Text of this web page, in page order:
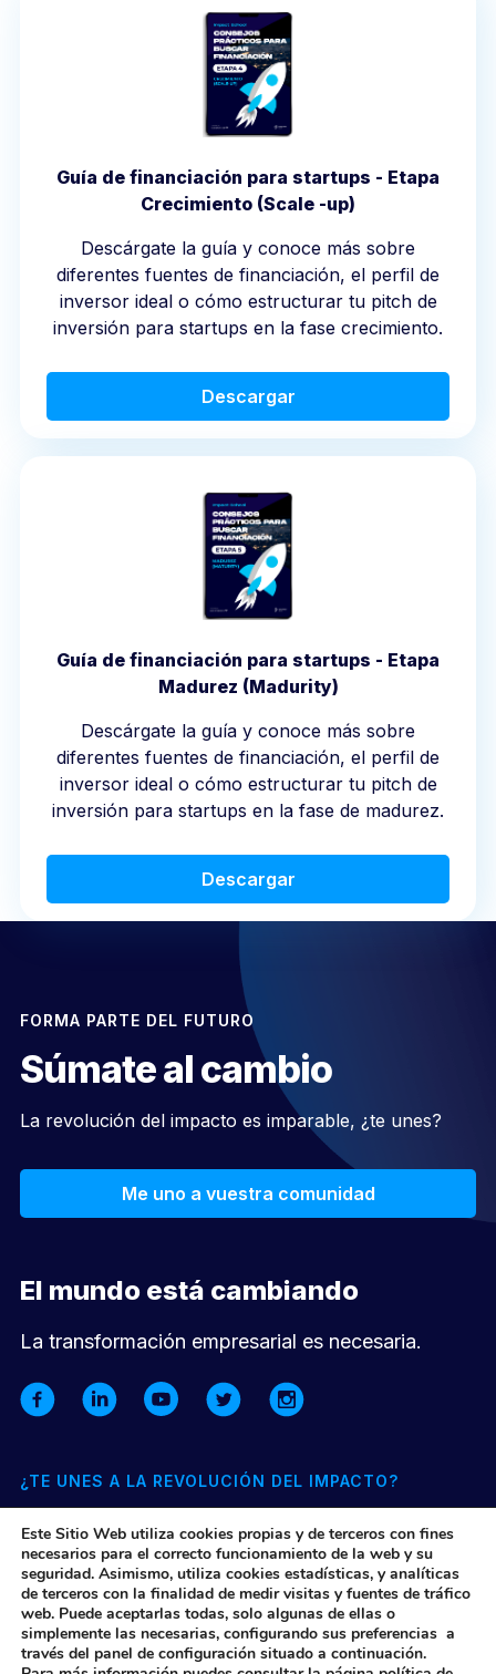
Guía de financiación para startups - Etapa
Crecimiento (Scale -up)
Descárgate la guía y conoce más sobre
diferentes fuentes de financiación, el perfil de
inversor ideal o cómo estructurar tu pitch de
inversión para startups en la fase crecimiento.
Descargar
Guía de financiación para startups - Etapa
Madurez (Madurity)
Descárgate la guía y conoce más sobre
diferentes fuentes de financiación, el perfil de
inversor ideal o cómo estructurar tu pitch de
inversión para startups en la fase de madurez.
Descargar
FORMA PARTE DEL FUTURO
Súmate al cambio
La revolución del impacto es imparable, ¿te unes?
Me uno a vuestra comunidad
El mundo está cambiando
La transformación empresarial es necesaria.
¿TE UNES A LA REVOLUCIÓN DEL IMPACTO?
que pasa en nuestra comunidad y el ecosistema de impacto
Quiero suscribirme
Este Sitio Web utiliza cookies propias y de terceros con fines
necesarios para el correcto funcionamiento de la web y su
seguridad. Asimismo, utiliza cookies estadísticas, y analíticas
de terceros con la finalidad de medir visitas y fuentes de tráfico
web. Puede aceptarlas todas, solo algunas de ellas o
simplemente las necesarias, configurando sus preferencias a
través del panel de configuración situado a continuación.